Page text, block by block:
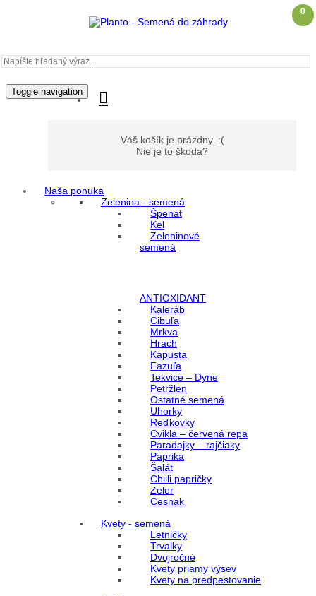
Toggle navigation
0
Váš košík je prázdny. :(
Nie je to škoda?
Naša ponuka
Zelenina - semená
Špenát
Kel
Zeleninové
semená
ANTIOXIDANT
Kaleráb
Cibuľa
Mrkva
Hrach
Kapusta
Fazuľa
Tekvice – Dyne
Petržlen
Ostatné semená
Uhorky
Reďkovky
Cvikla – červená repa
Paradajky – rajčiaky
Paprika
Šalát
Chilli papričky
Zeler
Cesnak
Kvety - semená
Letničky
Trvalky
Dvojročné
Kvety priamy výsev
Kvety na predpestovanie